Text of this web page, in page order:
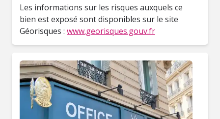
Les informations sur les risques auxquels ce
bien est exposé sont disponibles sur le site
Géorisques : www.georisques.gouv.fr